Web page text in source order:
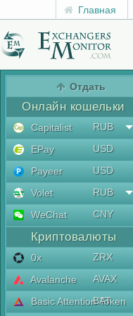
Главная
Отдать
Онлайн кошельки
Capitalist
RUB
EPay
USD
Payeer
USD
Volet
RUB
WeChat
CNY
Криптовалюты
0x
ZRX
Avalanche
AVAX
Basic Attention Token
BAT